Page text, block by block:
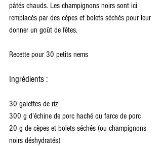
pâtés chauds. Les champignons noirs sont ici
remplacés par des cèpes et bolets séchés pour leur
donner un goût de fêtes.
Recette pour 30 petits nems
Ingrédients :
30 galettes de riz
300 g d’échine de porc haché ou farce de porc
20 g de cèpes et bolets séchés (ou champignons
noirs déshydratés)